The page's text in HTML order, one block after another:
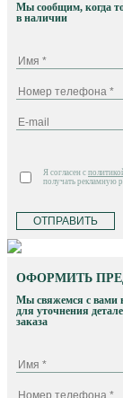
Мы сообщим, когда
в наличии
Я согласен с
получать рекламную
ОТПРАВИТЬ
ОФОРМИТЬ
Мы свяжемся с вами
для уточнения
заказа